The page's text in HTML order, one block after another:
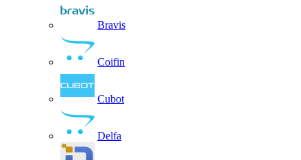
Bravis
Coifin
Cubot
Delfa